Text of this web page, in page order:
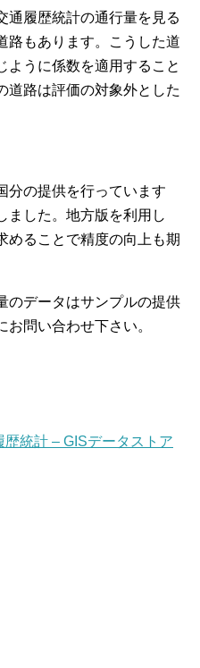
通履歴統計の通行量を見る
路もあります。こうした道
ように係数を適用すること
道路は評価の対象外とした
分の提供を行っています
ました。地方版を利用し
めることで精度の向上も期
のデータはサンプルの提供
お問い合わせ下さい。
統計 – GISデータストア